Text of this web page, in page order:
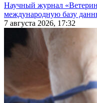
Научный журнал
международную базу
7 августа 2026, 17:32